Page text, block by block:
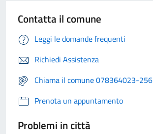
Contatta il comune
Leggi le domande frequenti
Richiedi Assistenza
Chiama il comune 078364023-256
Prenota un appuntamento
Problemi in città